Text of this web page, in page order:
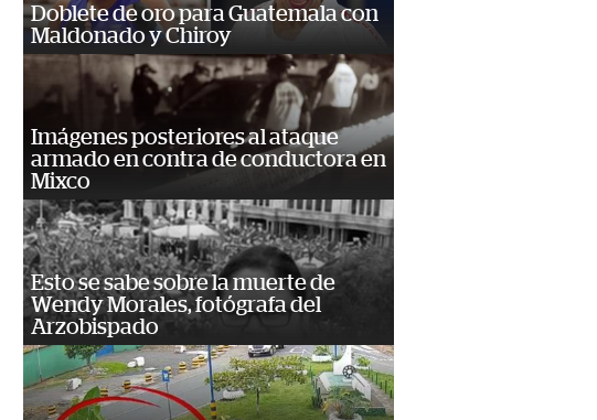
Doblete de oro para Guatemala con
Maldonado y Chiroy
Imágenes posteriores al ataque
armado en contra de conductora en
Mixco
Esto se sabe sobre la muerte de
Wendy Morales, fotógrafa del
Arzobispado